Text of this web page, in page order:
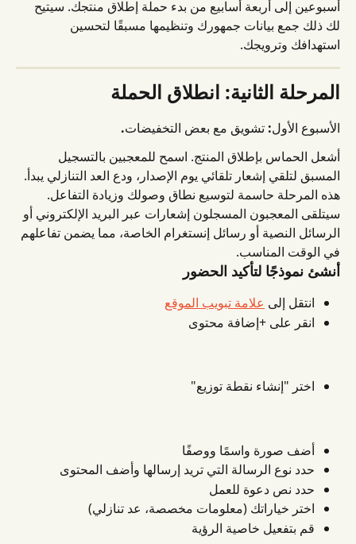
أسبوعين إلى أربعة أسابيع من بدء حملة إطلاق منتجك. سيتيح
لك ذلك جمع بيانات جمهورك وتنظيمها مسبقًا لتحسين
استهدافك وترويجك.
المرحلة الثانية: انطلاق الحملة
الأسبوع الأول: تشويق مع بعض التخفيضات.
أشعل الحماس بإطلاق المنتج. اسمح للمعجبين بالتسجيل
المسبق لتلقي إشعار تلقائي يوم الإصدار، ودع العد التنازلي يبدأ.
هذه المرحلة حاسمة لتوسيع نطاق وصولك وزيادة التفاعل.
سيتلقى المعجبون المسجلون إشعارات عبر البريد الإلكتروني أو
الرسائل النصية أو رسائل إنستغرام الخاصة، مما يضمن تفاعلهم
في الوقت المناسب.
أنشئ نموذجًا لتأكيد الحضور
انتقل إلى علامة تبويب الموقع
انقر على +إضافة محتوى
اختر "إنشاء نقطة توزيع"
أضف صورة واسمًا ووصفًا
حدد نوع الرسالة التي تريد إرسالها وأضف المحتوى
حدد نص دعوة للعمل
اختر خياراتك (معلومات مخصصة، عد تنازلي)
قم بتفعيل خاصية الرؤية